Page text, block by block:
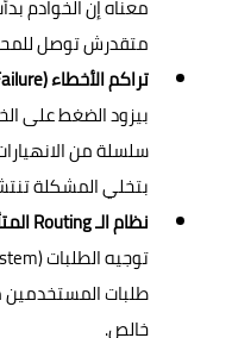
معناه إن الخوادم
متقدرش توصل
تراكم الأخطاء (Cascading Failure):
بيزود الضغط على
بتخلي المشكلة
نظام الـ Routing المتأثر:
طلبات
خالص.